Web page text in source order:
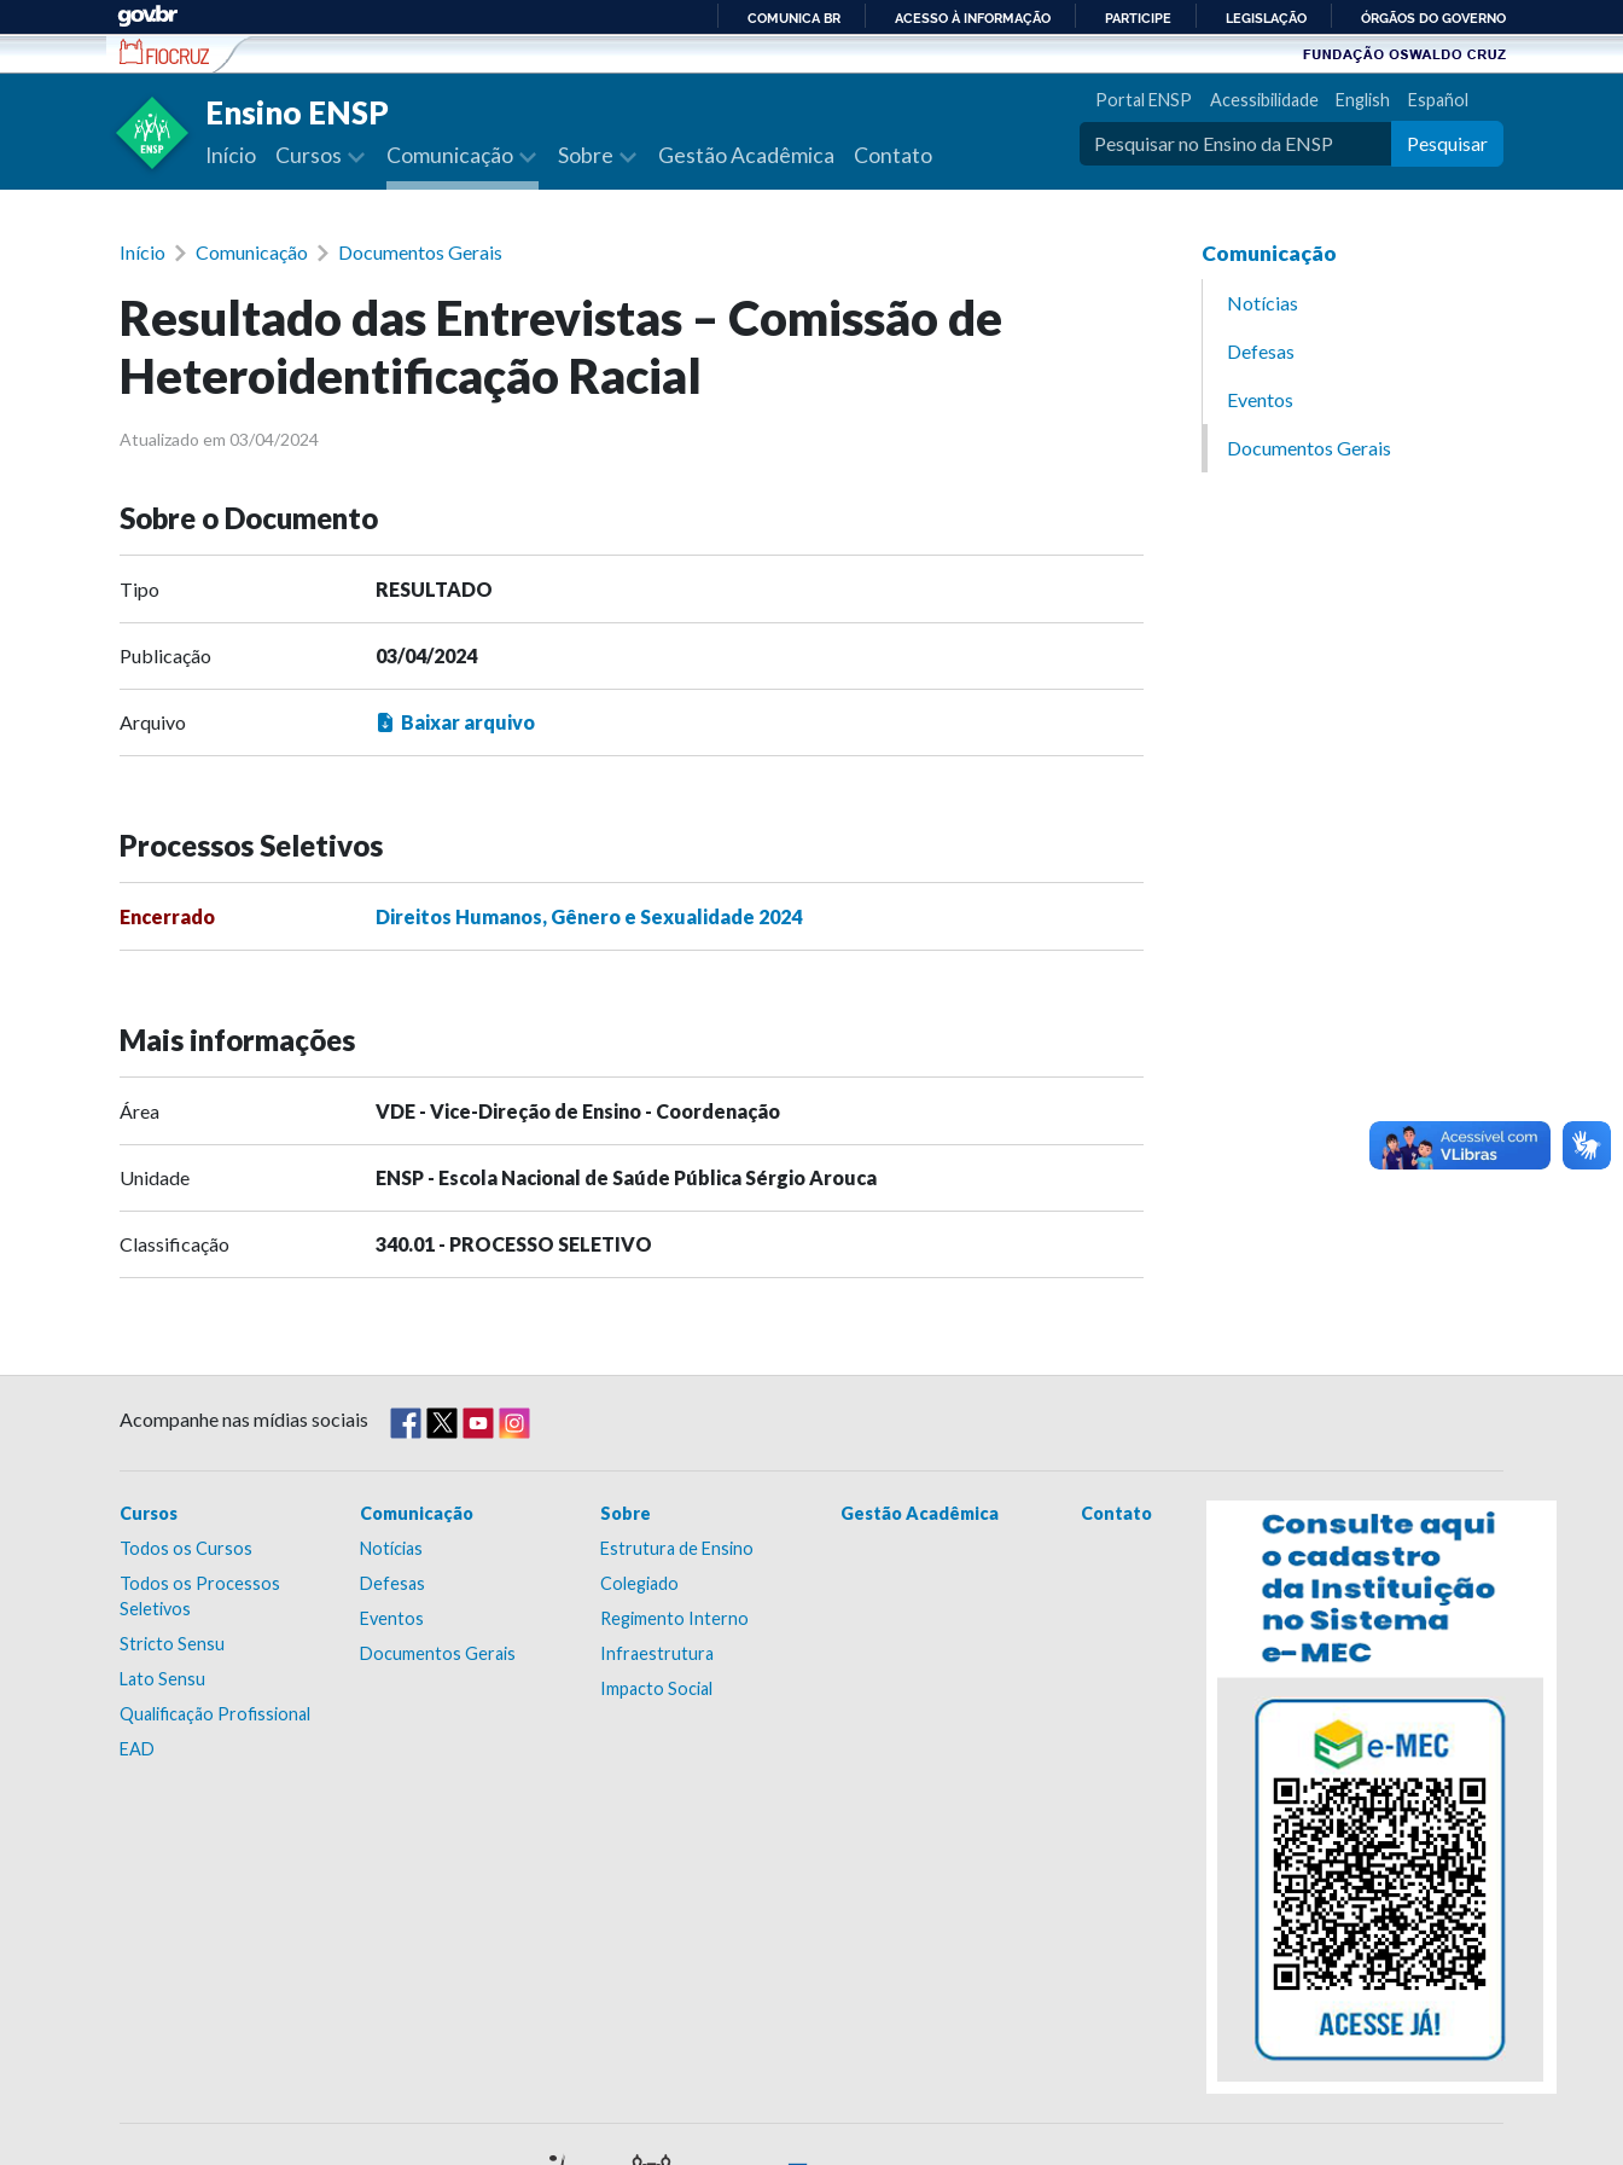
Ir para conteúdo
PARA
COMUNICA BR ACESSO À INFORMAÇÃO PARTICIPE LEGISLAÇÃO ÓRGÃOS DO GOVERNO
Ensino ENSP
Início Cursos Comunicação Sobre Gestão Acadêmica Contato
Portal ENSP Acessibilidade English Español
Pesquisar
Início Comunicação Documentos Gerais
Resultado das Entrevistas – Comissão de
Heteroidentificação Racial
Atualizado em 03/04/2024
Sobre o Documento
Tipo RESULTADO
Publicação 03/04/2024
Arquivo Baixar arquivo
Processos Seletivos
Encerrado Direitos Humanos, Gênero e Sexualidade 2024
Mais informações
Área VDE - Vice-Direção de Ensino - Coordenação
Unidade ENSP - Escola Nacional de Saúde Pública Sérgio Arouca
Classificação 340.01 - PROCESSO SELETIVO
Comunicação
Notícias
Defesas
Eventos
Documentos Gerais
Acompanhe nas mídias sociais
Cursos
Todos os Cursos
Todos os Processos
Seletivos
Stricto Sensu
Lato Sensu
Qualificação Profissional
EAD
Comunicação
Notícias
Defesas
Eventos
Documentos Gerais
Sobre
Estrutura de Ensino
Colegiado
Regimento Interno
Infraestrutura
Impacto Social
Gestão Acadêmica Contato